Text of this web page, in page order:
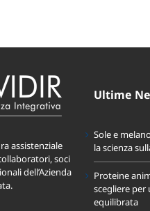
assistenziale
soci
dell’Azienda
Ultime
Sole e
la scienza
Proteine
scegliere per
equilibrata